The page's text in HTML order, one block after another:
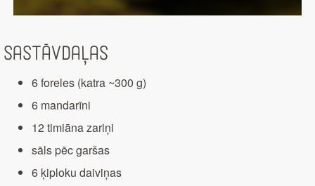
Sastāvdaļas
6 foreles (katra ~300 g)
6 mandarīni
12 timiāna zariņi
sāls pēc garšas
6 ķiploku daiviņas